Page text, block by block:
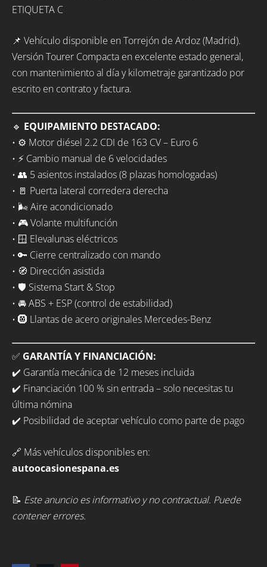
ETIQUETA C
📌 Vehículo disponible en Torrejón de Ardoz (Madrid).
Versión Tourer Compacta en excelente estado general,
con mantenimiento al día y kilometraje garantizado por
escrito en contrato y factura.
🔹 EQUIPAMIENTO DESTACADO:
• ⚙️ Motor diésel 2.2 CDI de 163 CV – Euro 6
• ⚡ Cambio manual de 6 velocidades
• 👥 5 asientos instalados (8 plazas homologadas)
• 🚪 Puerta lateral corredera derecha
• 🌬️ Aire acondicionado
• 🎮 Volante multifunción
• 🪟 Elevalunas eléctricos
• 🔑 Cierre centralizado con mando
• 🧭 Dirección asistida
• 🛡️ Sistema Start & Stop
• 🚘 ABS + ESP (control de estabilidad)
• 🛞 Llantas de acero originales Mercedes-Benz
✅ GARANTÍA Y FINANCIACIÓN:
✔️ Garantía mecánica de 12 meses incluida
✔️ Financiación 100 % sin entrada – solo necesitas tu
última nómina
✔️ Posibilidad de aceptar vehículo como parte de pago
🔗 Más vehículos disponibles en:
autoocasionespana.es
📝 Este anuncio es informativo y no contractual. Puede
contener errores.